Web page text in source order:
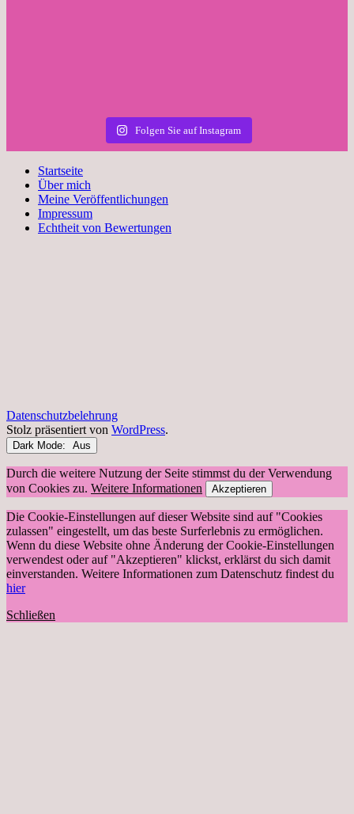
Folgen Sie auf Instagram
Startseite
Über mich
Meine Veröffentlichungen
Impressum
Echtheit von Bewertungen
Datenschutzbelehrung
Stolz präsentiert von WordPress.
Dark Mode:
Durch die weitere Nutzung der Seite stimmst du der Verwendung
von Cookies zu. Weitere Informationen Akzeptieren
Die Cookie-Einstellungen auf dieser Website sind auf "Cookies
zulassen" eingestellt, um das beste Surferlebnis zu ermöglichen.
Wenn du diese Website ohne Änderung der Cookie-Einstellungen
verwendest oder auf "Akzeptieren" klickst, erklärst du sich damit
einverstanden. Weitere Informationen zum Datenschutz findest du
hier
Schließen